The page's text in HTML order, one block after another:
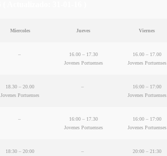
Miercoles Jueves Viernes
–
16.00 – 17.30
Jovenes Portuenses
16.00 – 17.00
Jovenes Portuenses
18.30 – 20.00
Jovenes Portuenses
–
16:00 – 17:00
Jovenes Portuenses
–
16:00 – 17.30
Jovenes Portuenses
16:00 – 17:00
Jovenes Portuenses
18:30 – 20:00
–
20:00 – 21:30